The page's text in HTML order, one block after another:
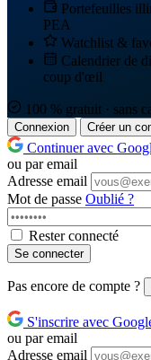
Portefeuilles
PEA
Watchlist &
Calendrier de
coup d'œil
100 % gratuit · sans
Connexion Créer un
Continuer avec
ou par email
Adresse email
Mot de passe Oublié ?
Rester connecté
Se connecter
Pas encore de compte ?
S'inscrire avec
ou par email
Adresse email